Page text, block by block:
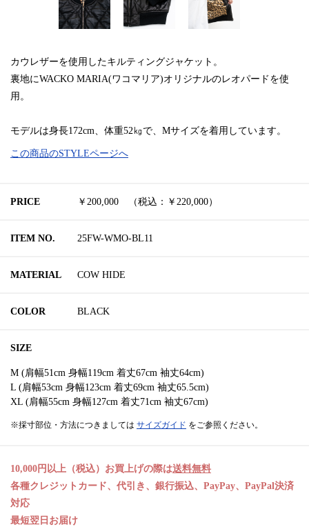
カウレザーを使用したキルティングジャケット。
裏地にWACKO MARIA(ワコマリア)オリジナルのレオパードを使
用。
モデルは身長172cm、体重52㎏で、Mサイズを着用しています。
この商品のSTYLEページへ
PRICE ￥200,000 （税込：￥220,000）
ITEM NO. 25FW-WMO-BL11
MATERIAL COW HIDE
COLOR BLACK
SIZE
M (肩幅51cm 身幅119cm 着丈67cm 袖丈64cm)
L (肩幅53cm 身幅123cm 着丈69cm 袖丈65.5cm)
XL (肩幅55cm 身幅127cm 着丈71cm 袖丈67cm)
※採寸部位・方法につきましては サイズガイド をご参照ください。
10,000円以上（税込）お買上げの際は送料無料
各種クレジットカード、代引き、銀行振込、PayPay、PayPal決済
対応
最短翌日お届け